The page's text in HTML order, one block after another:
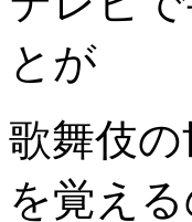
とが
歌舞伎
を覚え